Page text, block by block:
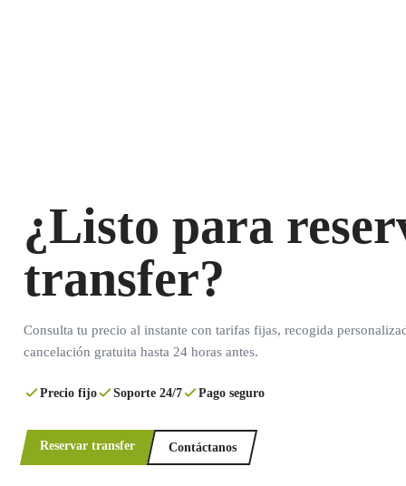
¿Listo para
transfer?
Consulta tu precio al instante con tarifas fijas, recogida
cancelación gratuita hasta 24 horas antes.
Precio fijo Soporte 24/7 Pago seguro
Reservar transfer Contáctanos